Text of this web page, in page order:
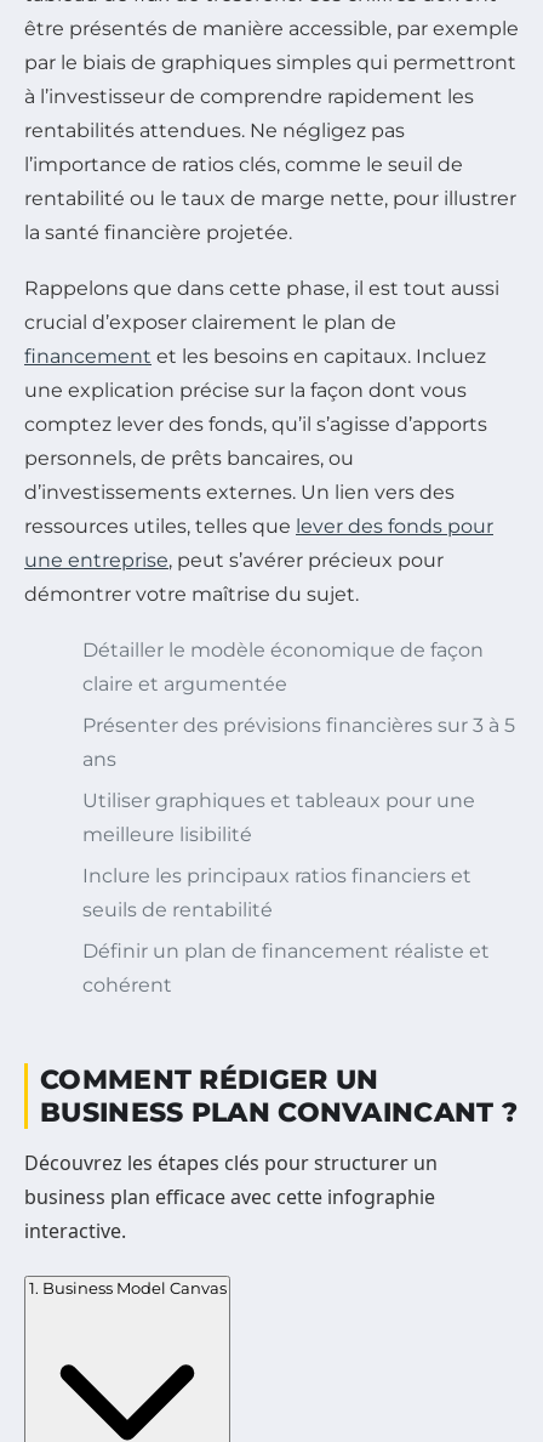
être présentés de manière accessible, par exemple
par le biais de graphiques simples qui permettront
à l’investisseur de comprendre rapidement les
rentabilités attendues. Ne négligez pas
l’importance de ratios clés, comme le seuil de
rentabilité ou le taux de marge nette, pour illustrer
la santé financière projetée.
Rappelons que dans cette phase, il est tout aussi
crucial d’exposer clairement le plan de
financement et les besoins en capitaux. Incluez
une explication précise sur la façon dont vous
comptez lever des fonds, qu’il s’agisse d’apports
personnels, de prêts bancaires, ou
d’investissements externes. Un lien vers des
ressources utiles, telles que lever des fonds pour
une entreprise, peut s’avérer précieux pour
démontrer votre maîtrise du sujet.
Détailler le modèle économique de façon
claire et argumentée
Présenter des prévisions financières sur 3 à 5
ans
Utiliser graphiques et tableaux pour une
meilleure lisibilité
Inclure les principaux ratios financiers et
seuils de rentabilité
Définir un plan de financement réaliste et
cohérent
COMMENT RÉDIGER UN
BUSINESS PLAN CONVAINCANT ?
Découvrez les étapes clés pour structurer un
business plan efficace avec cette infographie
interactive.
1. Business Model Canvas